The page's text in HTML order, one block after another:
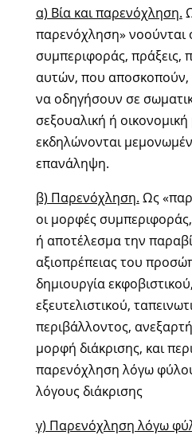
α) Βία και παρενόχληση.
παρενόχληση» νοούνται
συμπεριφοράς, πράξεις,
αυτών, που αποσκοπούν,
να οδηγήσουν σε
σεξουαλική ή οικονομική
εκδηλώνονται
επανάληψη.
β) Παρενόχληση. Ως
οι μορφές
ή αποτέλεσμα την
αξιοπρέπειας του
δημιουργία
εξευτελιστικού,
περιβάλλοντος,
μορφή διάκρισης, και
παρενόχληση λόγω
λόγους διάκρισης
γ) Παρενόχληση λόγω